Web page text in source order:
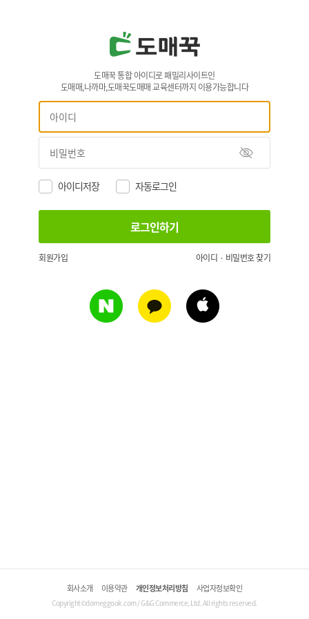
도매꾹 통합 아이디로 패밀리사이트인
도매매,나까마,도매꾹도매매 교육센터까지 이용가능합니다
아이디저장 자동로그인
회원가입 아이디 · 비밀번호 찾기
회사소개 이용약관 개인정보처리방침 사업자정보확인
Copyright©domeggook.com / G&G Commerce, Ltd. All rights reserved.